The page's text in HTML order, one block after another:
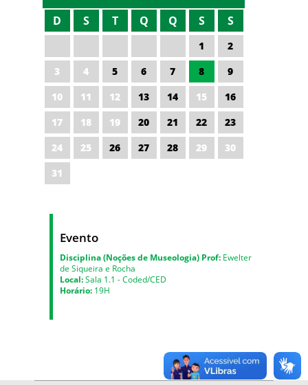
D S T Q Q S S
1
2
3
4 5 6 7 8
9
10
11 12 13 14 15
16
17
18 19 20 21 22
23
24
25 26 27 28 29
30
31
Evento
Disciplina (Noções de Museologia) Prof: Ewelter
de Siqueira e Rocha
Local:Sala 1.1 - Coded/CED
Horário: 19H